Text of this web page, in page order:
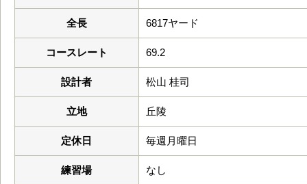
全長 6817ヤード
コースレート 69.2
設計者 松山 桂司
立地 丘陵
定休日 毎週月曜日
練習場 なし